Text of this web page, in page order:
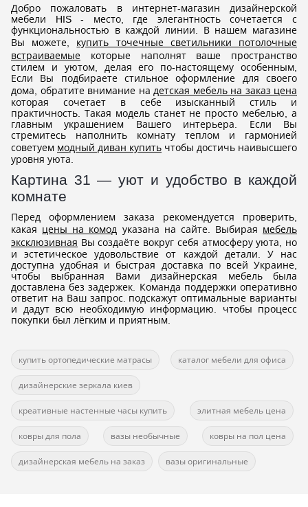
Добро пожаловать в интернет-магазин дизайнерской
мебели HIS - место, где элегантность сочетается с
функциональностью в каждой линии. В нашем магазине
Вы можете, купить точечные светильники потолочные
встраиваемые которые наполнят ваше пространство
стилем и уютом, делая его по-настоящему особенным,
Если Вы подбираете стильное оформление для своего
дома, обратите внимание на детская мебель на заказ цена
которая сочетает в себе изысканный стиль и
практичность. Такая модель станет не просто мебелью, а
главным украшением Вашего интерьера. Если Вы
стремитесь наполнить комнату теплом и гармонией
советуем модный диван купить чтобы достичь наивысшего
уровня уюта.
Картина 31 — уют и удобство в каждой
комнате
Перед оформлением заказа рекомендуется проверить,
какая цены на комод указана на сайте. Выбирая мебель
эксклюзивная Вы создаёте вокруг себя атмосферу уюта, но
и эстетическое удовольствие от каждой детали. У нас
доступна удобная и быстрая доставка по всей Украине,
чтобы выбранная Вами дизайнерская мебель была
доставлена без задержек. Команда поддержки оперативно
ответит на Ваш запрос. подскажут оптимальные варианты
и дадут всю необходимую информацию. чтобы процесс
покупки был лёгким и приятным.
купить ортопедические матрасы каталог мебели для офиса
дизайнерские зеркала киев
креативные настенные часы купить элитная мебель цена
ковры для пола вазы необычные ковры на пол цена
дизайнерская мебель на заказ вазы оригинальные